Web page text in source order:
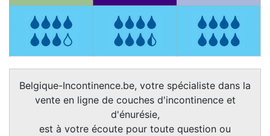
Belgique-Incontinence.be, votre spécialiste dans la
vente en ligne de couches d'incontinence et
d'énurésie,
est à votre écoute pour toute question ou